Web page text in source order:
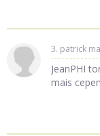
3. patrick
JeanPHI
mais